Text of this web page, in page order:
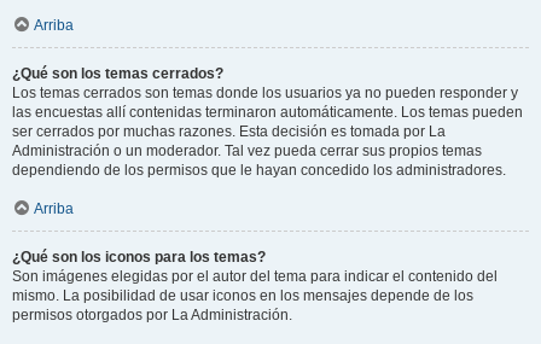
Arriba
¿Qué son los temas cerrados?
Los temas cerrados son temas donde los usuarios ya no pueden responder y
las encuestas allí contenidas terminaron automáticamente. Los temas pueden
ser cerrados por muchas razones. Esta decisión es tomada por La
Administración o un moderador. Tal vez pueda cerrar sus propios temas
dependiendo de los permisos que le hayan concedido los administradores.
Arriba
¿Qué son los iconos para los temas?
Son imágenes elegidas por el autor del tema para indicar el contenido del
mismo. La posibilidad de usar iconos en los mensajes depende de los
permisos otorgados por La Administración.